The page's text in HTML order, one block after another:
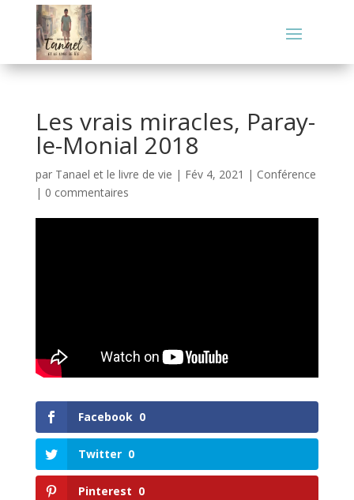
Les vrais miracles, Paray-
le-Monial 2018
par Tanael et le livre de vie | Fév 4, 2021 | Conférence
| 0 commentaires
Facebook 0
Twitter 0
Pinterest 0